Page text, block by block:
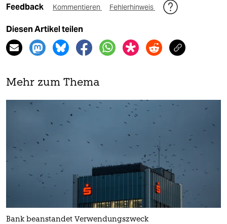
Feedback Kommentieren Fehlerhinweis
Diesen Artikel teilen
Mehr zum Thema
Bank beanstandet Verwendungszweck